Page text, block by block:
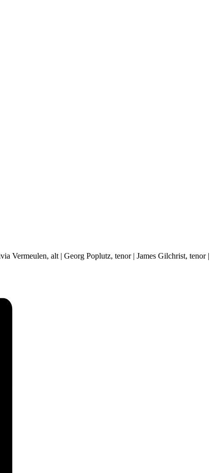
Vermeulen, alt | Georg Poplutz, tenor | James Gilchrist, tenor |